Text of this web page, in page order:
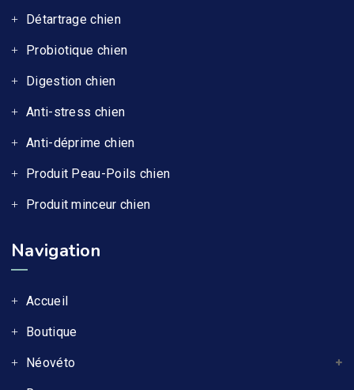
Détartrage chien
Probiotique chien
Digestion chien
Anti-stress chien
Anti-déprime chien
Produit Peau-Poils chien
Produit minceur chien
Navigation
Accueil
Boutique
Néovéto